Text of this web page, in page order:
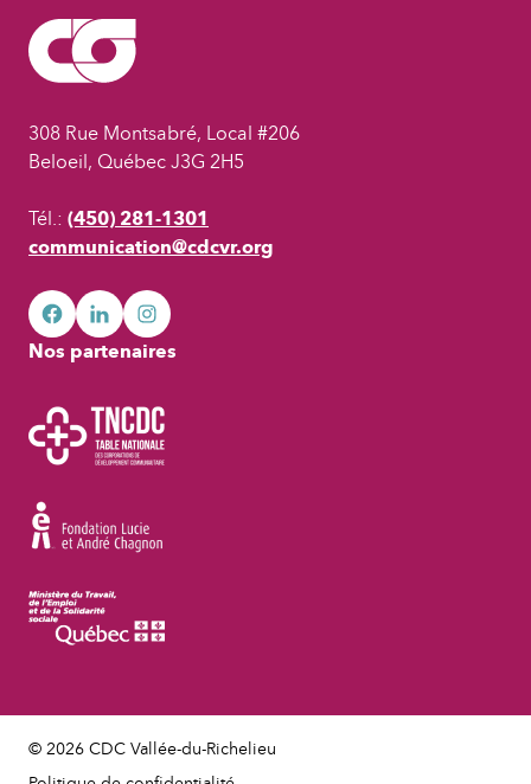
308 Rue Montsabré, Local #206
Beloeil, Québec J3G 2H5
Tél.: (450) 281-1301
communication@cdcvr.org
facebookgoogleplusgoogleplus
Nos partenaires
© 2026 CDC Vallée-du-Richelieu